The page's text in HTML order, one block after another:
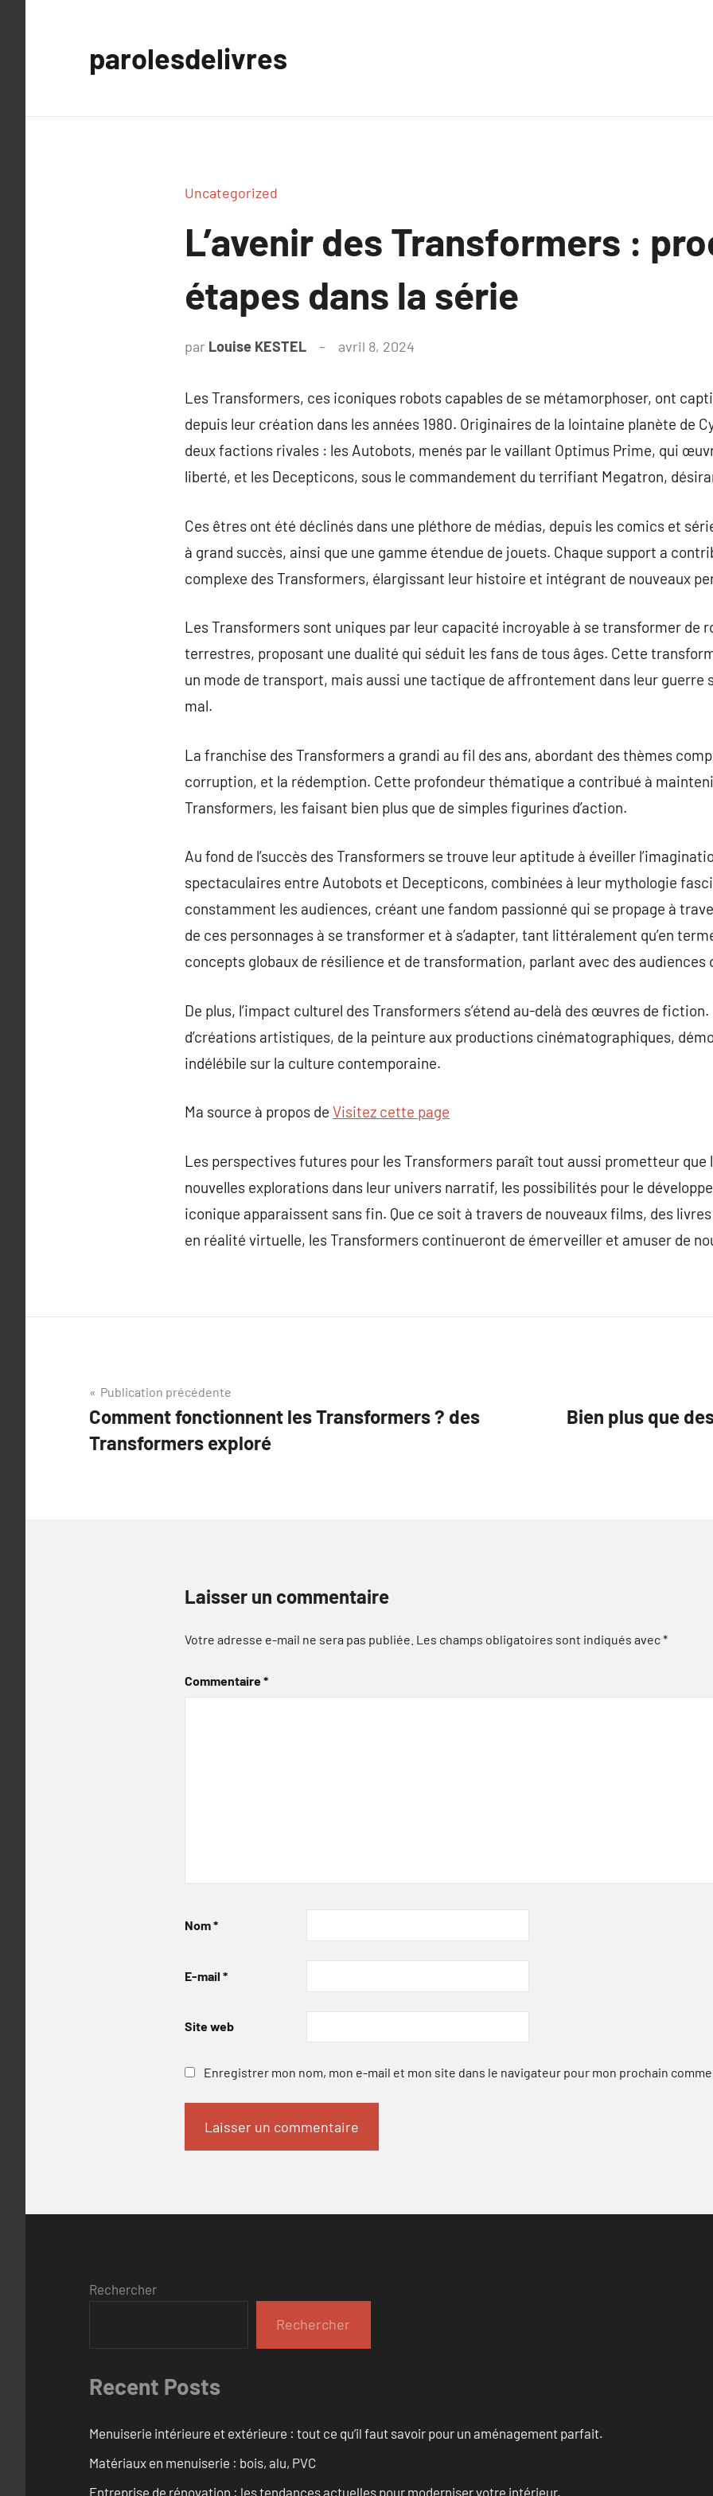
parolesdelivres
Uncategorized
L’avenir des Transformers :
étapes dans la série
par Louise KESTEL avril 8, 2024
Les Transformers, ces iconiques robots capables de se métamorphoser, ont
depuis leur création dans les années 1980. Originaires de la lointaine planète de
deux factions rivales : les Autobots, menés par le vaillant Optimus Prime, qui
liberté, et les Decepticons, sous le commandement du terrifiant Megatron,
Ces êtres ont été déclinés dans une pléthore de médias, depuis les comics et
à grand succès, ainsi que une gamme étendue de jouets. Chaque support a
complexe des Transformers, élargissant leur histoire et intégrant de nouveaux
Les Transformers sont uniques par leur capacité incroyable à se transformer de
terrestres, proposant une dualité qui séduit les fans de tous âges. Cette
un mode de transport, mais aussi une tactique de affrontement dans leur guerre
mal.
La franchise des Transformers a grandi au fil des ans, abordant des thèmes
corruption, et la rédemption. Cette profondeur thématique a contribué à
Transformers, les faisant bien plus que de simples figurines d’action.
Au fond de l’succès des Transformers se trouve leur aptitude à éveiller
spectaculaires entre Autobots et Decepticons, combinées à leur mythologie
constamment les audiences, créant une fandom passionné qui se propage à
de ces personnages à se transformer et à s’adapter, tant littéralement qu’en
concepts globaux de résilience et de transformation, parlant avec des audiences
De plus, l’impact culturel des Transformers s’étend au-delà des œuvres de
d’créations artistiques, de la peinture aux productions cinématographiques,
indélébile sur la culture contemporaine.
Ma source à propos de Visitez cette page
Les perspectives futures pour les Transformers paraît tout aussi prometteur que
nouvelles explorations dans leur univers narratif, les possibilités pour le
iconique apparaissent sans fin. Que ce soit à travers de nouveaux films, des
en réalité virtuelle, les Transformers continueront de émerveiller et amuser de
Navigation
de
l’article
Publication précédente
Comment fonctionnent les Transformers ? des
Transformers exploré
Bien plus que
Laisser un commentaire
Votre adresse e-mail ne sera pas publiée. Les champs obligatoires sont indiqués avec*
Commentaire*
Nom*
E-mail *
Site web
Enregistrer mon nom, mon e-mail et mon site dans le navigateur pour mon prochain
Rechercher
Rechercher
Recent Posts
Menuiserie intérieure et extérieure : tout ce qu’il faut savoir pour un aménagement parfait.
Matériaux en menuiserie : bois, alu, PVC
Entreprise de rénovation : les tendances actuelles pour moderniser votre intérieur.